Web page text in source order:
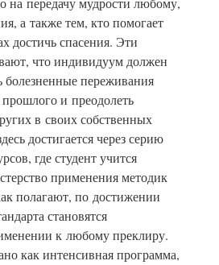
а также тем, кто помогает
достичь спасения. Эти
что индивидуум должен
болезненные переживания
прошлого и преодолеть
в своих собственных
достигается через серию
где студент учится
применения методик
полагают, по достижении
становятся
к любому преклиру.
как интенсивная программа,